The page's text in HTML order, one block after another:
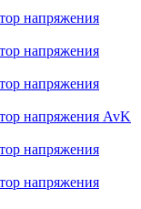
напряжения
напряжения
напряжения
напряжения AvK
напряжения
напряжения